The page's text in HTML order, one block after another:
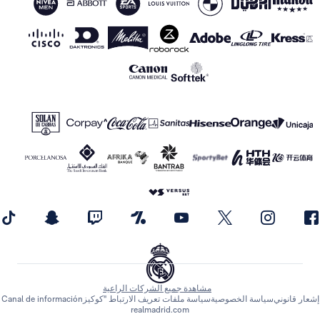
مشاهدة جميع الشركات الراعية
قانونيسياسة الخصوصيةسياسة ملفات تعريف الارتباط "كوكيزCanal de información
realmadrid.com